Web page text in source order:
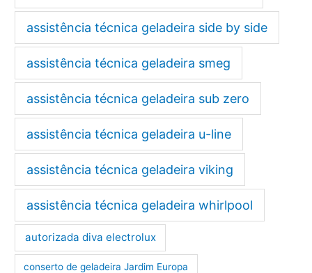
assistência técnica geladeira side by side
assistência técnica geladeira smeg
assistência técnica geladeira sub zero
assistência técnica geladeira u-line
assistência técnica geladeira viking
assistência técnica geladeira whirlpool
autorizada diva electrolux
conserto de geladeira Jardim Europa